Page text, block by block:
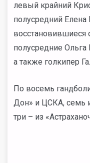
левый крайний
полусредний
полусредние
а также голкипер
По восемь
Дон» и ЦСКА, семь
три – из